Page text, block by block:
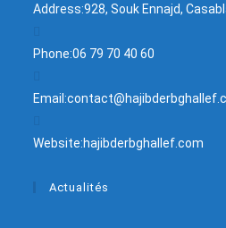
Address:928, Souk Ennajd,
Phone:06 79 70 40 60
Email:
Website:hajibderbghallef.com
Actualités